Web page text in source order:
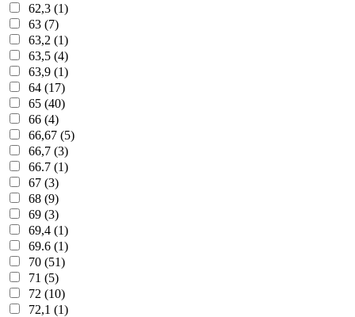
62,3 (1)
63 (7)
63,2 (1)
63,5 (4)
63,9 (1)
64 (17)
65 (40)
66 (4)
66,67 (5)
66,7 (3)
66.7 (1)
67 (3)
68 (9)
69 (3)
69,4 (1)
69.6 (1)
70 (51)
71 (5)
72 (10)
72,1 (1)